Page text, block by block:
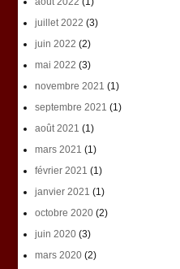
juillet 2022 (3)
juin 2022 (2)
mai 2022 (3)
novembre 2021 (1)
septembre 2021 (1)
août 2021 (1)
mars 2021 (1)
février 2021 (1)
janvier 2021 (1)
octobre 2020(2)
juin 2020(3)
mars 2020(2)